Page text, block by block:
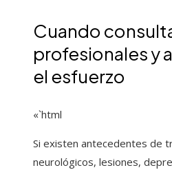
Cuando
profesionales y
el esfuerzo
«`html
Si existen antecedentes de
neurológicos, lesiones,